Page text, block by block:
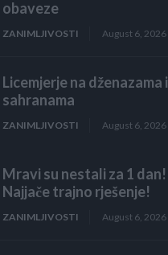
obaveze
ZANIMLJIVOSTI August 6, 2026
Licemjerje na dženazama i
sahranama
ZANIMLJIVOSTI August 6, 2026
Mravi su nestali za 1 dan!
Najjače trajno rješenje!
ZANIMLJIVOSTI August 6, 2026